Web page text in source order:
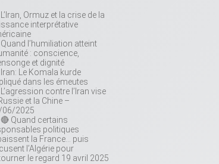
L’Iran, Ormuz et la crise de la
interprétative
Quand l’humiliation atteint
: conscience,
et dignité
Iran: Le Komala kurde
dans les émeutes
L’agression contre l’Iran vise
et la Chine –
06/2025
🔴 Quand certains
politiques
la France… puis
l’Algérie pour
le regard 19 avril 2025